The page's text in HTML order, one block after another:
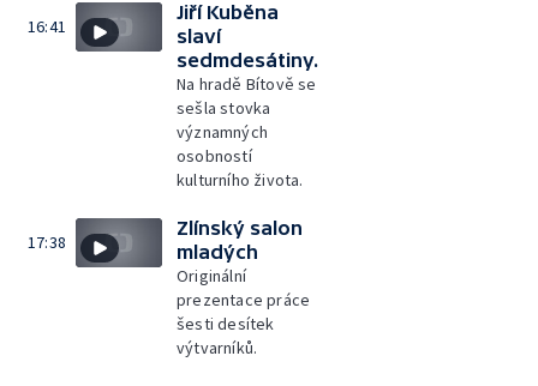
16:41
Jiří Kuběna
slaví
sedmdesátiny.
Na hradě Bítově se
sešla stovka
významných
osobností
kulturního života.
17:38
Zlínský salon
mladých
Originální
prezentace práce
šesti desítek
výtvarníků.